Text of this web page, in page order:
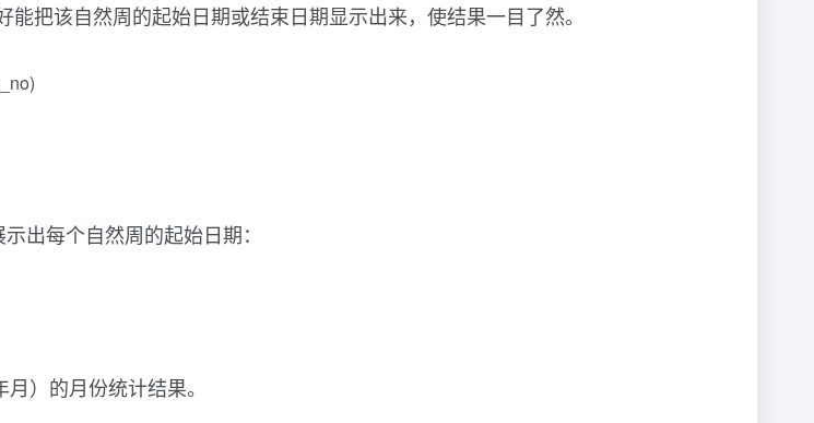
把该自然周的起始日期或结束日期显示出来，使结果一目了然。
出每个自然周的起始日期：
）的月份统计结果。